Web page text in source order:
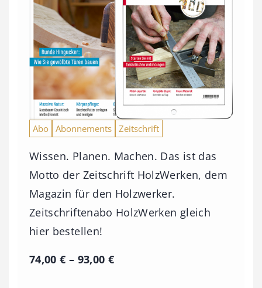
Abo Abonnements Zeitschrift
Wissen. Planen. Machen. Das ist das
Motto der Zeitschrift HolzWerken, dem
Magazin für den Holzwerker.
Zeitschriftenabo HolzWerken gleich
hier bestellen!
74,00€ – 93,00 €P